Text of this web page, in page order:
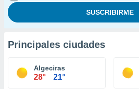
Principales ciudades
Algeciras
28° 21°